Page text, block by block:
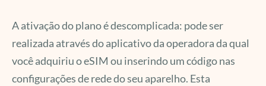
A ativação do plano é descomplicada: pode ser
realizada através do aplicativo da operadora da qual
você adquiriu o eSIM ou inserindo um código nas
configurações de rede do seu aparelho. Esta